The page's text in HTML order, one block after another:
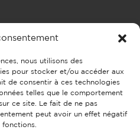
nous utilisons des
pour stocker et/ou accéder aux
de consentir à ces technologies
telles que le comportement
ce site. Le fait de ne pas
peut avoir un effet négatif